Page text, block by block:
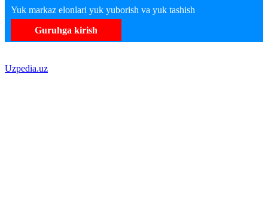
Yuk markaz elonlari yuk yuborish va yuk tashish
Guruhga kirish
Uzpedia.uz